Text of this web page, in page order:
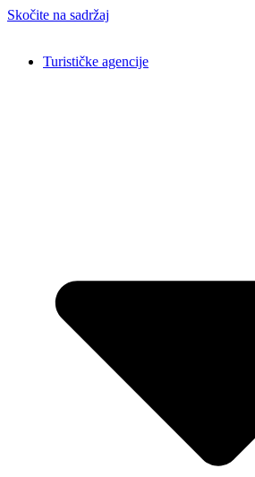
Skočite na sadržaj
Turističke agencije